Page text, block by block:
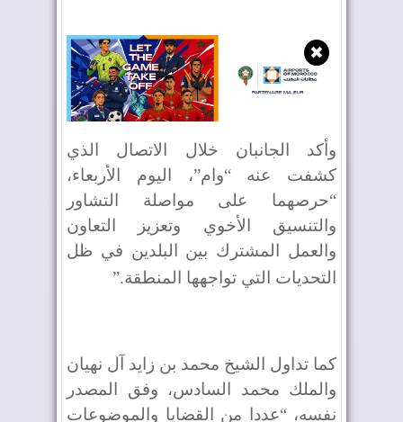
✖
وأكد الجانبان خلال الاتصال الذي
كشفت عنه “وام”، اليوم الأربعاء،
“حرصهما على مواصلة التشاور
والتنسيق الأخوي وتعزيز التعاون
والعمل المشترك بين البلدين في ظل
التحديات التي تواجهها المنطقة”.
كما تداول الشيخ محمد بن زايد آل نهيان
والملك محمد السادس، وفق المصدر
نفسه، “عددا من القضايا والموضوعات